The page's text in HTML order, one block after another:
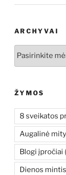
ARCHYVAI
ŽYMOS
8 sveikatos
Augalinė
Blogi įpročiai
Dienos mintis